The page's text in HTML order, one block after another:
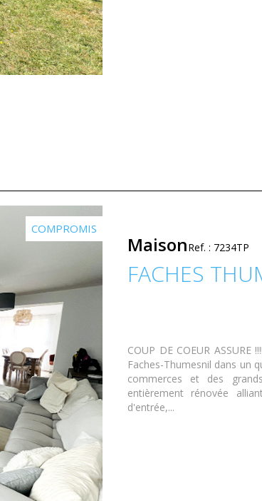
COMPROMIS
MaisonRef. : 7234TP
FACHES
COUP DE COEUR
Faches-Thumesnil dans un
commerces et des
entièrement rénovée
d'entrée,...